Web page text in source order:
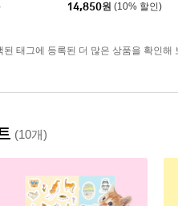
14,850원 (10% 할인)
된 태그에 등록된 더 많은 상품을 확인해
(10개)